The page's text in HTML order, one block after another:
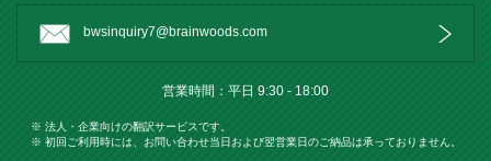
bwsinquiry7@brainwoods.com
営業時間：平⽇ 9:30 - 18:00
※ 法人・企業向けの翻訳サービスです。
※ 初回ご利用時には、お問い合わせ当日および翌営業日のご納品は承っておりません。